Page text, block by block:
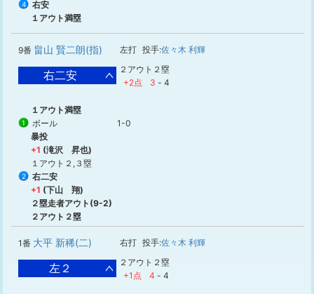
4
右安
１アウト満塁
9番 畠山 賢二朗(指) 左打 投手:佐々木 利輝
右二安
２アウト２塁
+2点
3 - 4
１アウト満塁
1 ボール
1-0
暴投
+1 (滝沢 昇也)
１アウト２,３塁
2
右二安
+1 (下山 翔)
２塁走者アウト(9-2)
２アウト２塁
1番 大平 新稀(二) 右打 投手:佐々木 利輝
左２
２アウト２塁
+1点
4 - 4